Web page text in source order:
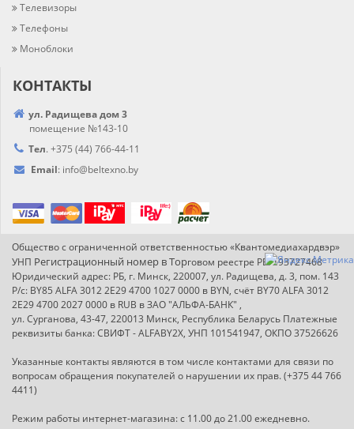
Телевизоры
Телефоны
Моноблоки
КОНТАКТЫ
ул. Радищева дом 3
помещение №143-10
Тел. +375 (44) 766-44-11
Email: info@beltexno.by
Общество с ограниченной ответственностью «Квантомедиахардвэр»
УНП Регистрационный номер в Торговом реестре РБ: 193727468
Юридический адрес: РБ, г. Минск, 220007, ул. Радищева, д. 3, пом. 143
Р/с: BY85 ALFA 3012 2E29 4700 1027 0000 в BYN, счёт BY70 ALFA 3012
2E29 4700 2027 0000 в RUB в ЗАО "АЛЬФА-БАНК" ,
ул. Сурганова, 43-47, 220013 Минск, Республика Беларусь Платежные
реквизиты банка: СВИФТ - ALFABY2X, УНП 101541947, ОКПО 37526626
Указанные контакты являются в том числе контактами для связи по
вопросам обращения покупателей о нарушении их прав. (+375 44 766
4411)
Режим работы интернет-магазина: с 11.00 до 21.00 ежедневно.